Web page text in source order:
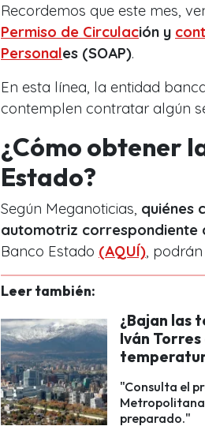
Recordemos que este mes,
Permiso de Circulación y
Personales (SOAP).
En esta línea, la entidad
contemplen contratar algún
¿Cómo obtener
Estado?
Según Meganoticias, quiénes
automotriz correspondiente
Banco Estado (AQUÍ) ,
Leer también:
¿Bajan las
Iván
"Consulta el
Metropolitana
preparado."